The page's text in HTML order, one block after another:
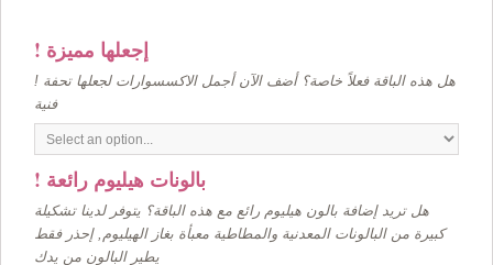
! إجعلها مميزة
! هل هذه الباقة فعلاً خاصة؟ أضف الآن أجمل الاكسسوارات لجعلها تحفة
فنية
! بالونات هيليوم رائعة
هل تريد إضافة بالون هيليوم رائع مع هذه الباقة؟ يتوفر لدينا تشكيلة
كبيرة من البالونات المعدنية والمطاطية معبأة بغاز الهيليوم, إحذر فقط
يطير البالون من يدك